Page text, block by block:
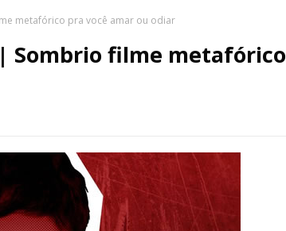
metafórico pra você amar ou odiar
Sombrio filme metafórico